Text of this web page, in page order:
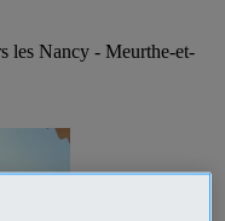
les Nancy - Meurthe-et-